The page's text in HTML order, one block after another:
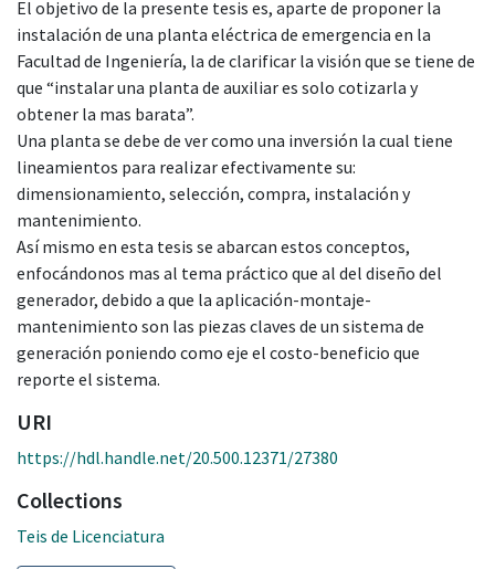
El objetivo de la presente tesis es, aparte de proponer la
instalación de una planta eléctrica de emergencia en la
Facultad de Ingeniería, la de clarificar la visión que se tiene de
que “instalar una planta de auxiliar es solo cotizarla y
obtener la mas barata”.
Una planta se debe de ver como una inversión la cual tiene
lineamientos para realizar efectivamente su:
dimensionamiento, selección, compra, instalación y
mantenimiento.
Así mismo en esta tesis se abarcan estos conceptos,
enfocándonos mas al tema práctico que al del diseño del
generador, debido a que la aplicación-montaje-
mantenimiento son las piezas claves de un sistema de
generación poniendo como eje el costo-beneficio que
reporte el sistema.
URI
https://hdl.handle.net/20.500.12371/27380
Collections
Teis de Licenciatura